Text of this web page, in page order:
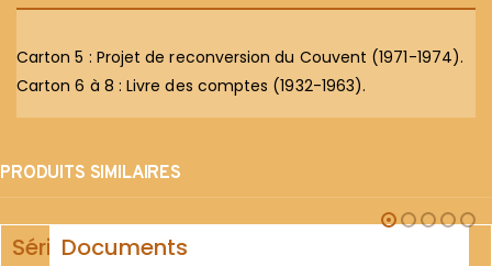
Carton 5 : Projet de reconversion du Couvent (1971-1974).
Carton 6 à 8 : Livre des comptes (1932-1963).
PRODUITS SIMILAIRES
SérieDocuments